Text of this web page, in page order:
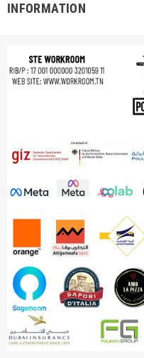
INFORMATION